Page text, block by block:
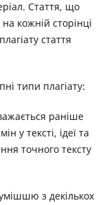
Стаття, що
кожній сторінці
стаття
типи плагіату:
раніше
у тексті, ідеї та
точного тексту
з декількох